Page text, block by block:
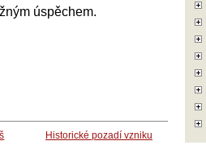
úspěchem.
Historické pozadí vzniku